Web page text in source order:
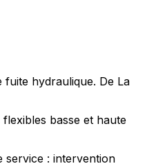
hydraulique. De La
basse et haute
service : intervention